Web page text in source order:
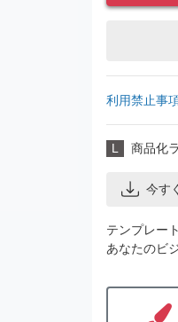
利用禁止事
L 商品化
今す
テンプレー
あなたのビ